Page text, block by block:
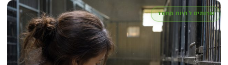
שרותים לחיות מחמד